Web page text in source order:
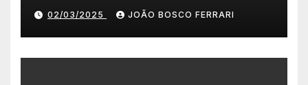
02/03/2025 JOÃO BOSCO FERRARI